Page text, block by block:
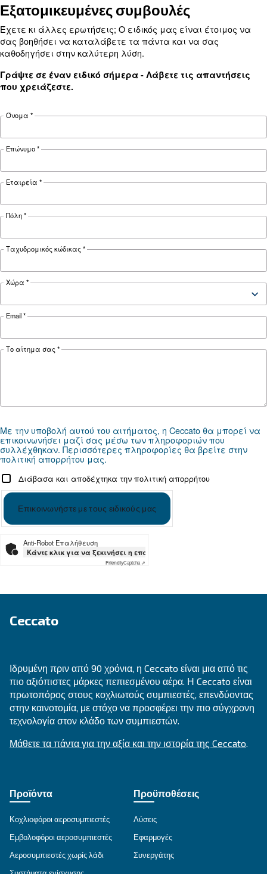
ΠΕΠΙΕΣΜΈΝΟΣ ΑΈΡΑΣ
Ο αεροσυμπιεστής δεν
λειτουργεί με κρύο αέρα:
λύσεις και προληπτικά
Μάθετε γιατί ο αεροσυμπιεστής σας δεν
κρύες καιρικές συνθήκες και ανακαλύψτε
αποτελεσματικές λύσεις και προληπτικά
διατηρήσετε την ομαλή λειτουργία του τον
Ψάχνετε το σωστό προϊόν για
εφαρμογή σας;
Εφαρμογές πεπιεσμένου αέρα
Μετάβαση στη σελίδα εφαρμογής